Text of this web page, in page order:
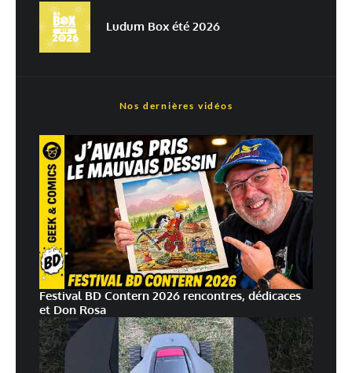
traitées
Ludum Box été 2026
Nos dernières vidéos
Festival BD Contern 2026 rencontres, dédicaces
et Don Rosa